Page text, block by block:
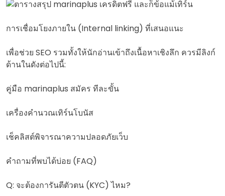
การเชื่อมโยงภายใน (Internal linking) ที่เสนอแนะ
เพื่อช่วย SEO รวมทั้งให้นักอ่านเข้าถึงเนื้อหาเชิงลึก ควรมีลิงก์
ด้านในดังต่อไปนี้:
คู่มือ marinaplus สมัคร ทีละขั้น
เครื่องคำนวณเทิร์นโบนัส
เช็คลิสต์พิจารณาความปลอดภัยเว็บ
คำถามที่พบได้บ่อย (FAQ)
Q: จะต้องการันตีตัวตน (KYC) ไหม?